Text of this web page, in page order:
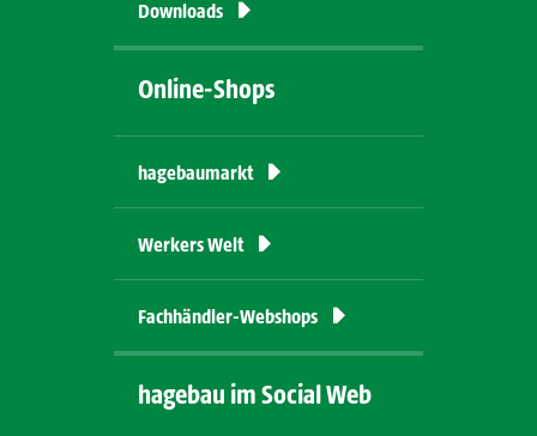
Downloads
Online-Shops
hagebaumarkt
WerkersWelt
Fachhändler-Webshops
hagebau im Social Web